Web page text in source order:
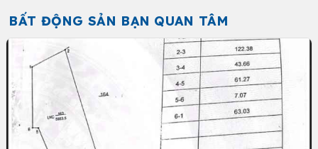
BẤT ĐỘNG SẢN BẠN QUAN TÂM